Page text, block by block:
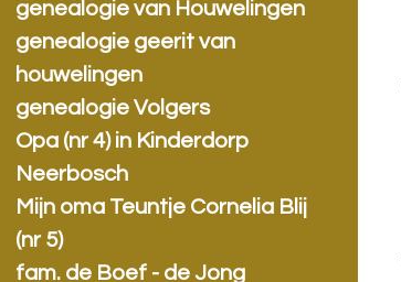
genealogie van Houwelingen
genealogie geerit van
houwelingen
genealogie Volgers
Opa (nr 4) in Kinderdorp
Neerbosch
Mijn oma Teuntje Cornelia Blij
(nr 5)
fam. de Boef - de Jong